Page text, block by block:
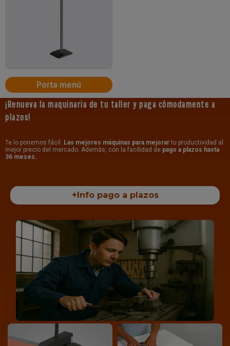
Porta menú
¡Renueva la maquinaria de tu taller y paga cómodamente a
plazos!
Te lo ponemos fácil. Las mejores máquinas para mejorartu productividad al
mejor precio del mercado. Además, con la facilidad de pago a plazos hasta
36 meses.
+Info pago a plazos